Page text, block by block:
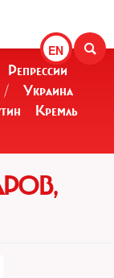
EN
Репрессии
/
Украина
Кремль